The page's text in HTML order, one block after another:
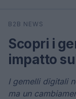
Cerca
B2B NEWS
Scopri i
impatto
I gemelli digitali
ma un